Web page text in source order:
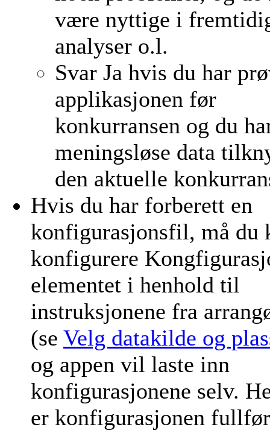
være nyttige i
analyser o.l.
Svar Ja hvis du har
applikasjonen før
konkurransen og du
meningsløse data
den aktuelle
Hvis du har forberett en
konfigurasjonsfil, må du
konfigurere
elementet i henhold til
instruksjonene fra
(se Velg datakilde og
og appen vil laste inn
konfigurasjonene selv.
er konfigurasjonen